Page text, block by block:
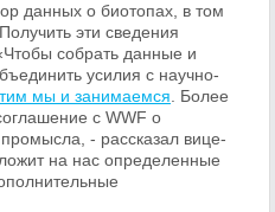
данных о биотопах, в том
эти сведения
собрать данные и
усилия с научно-
мы и занимаемся . Более
с WWF о
- рассказал вице-
на нас определенные